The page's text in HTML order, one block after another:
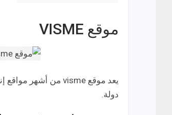
موقع VISME
دولة.